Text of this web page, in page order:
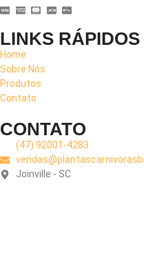
LINKS RÁPIDOS
Home
Sobre Nós
Produtos
Contato
CONTATO
(47) 92001-4283
Joinville - SC